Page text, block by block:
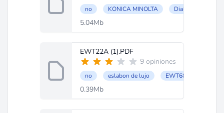
no KONICA MINOLTA Dialta di 450
5.04Mb
EWT22A (1).PDF
9 opiniones
no eslabon de lujo EWT680
0.39Mb